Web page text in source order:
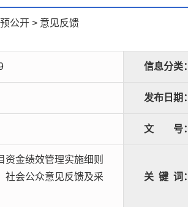
公开 > 意见反馈
信息分类：
发布日期：
文 号：
资金绩效管理实施细则
社会公众意见反馈及采
关 键 词：